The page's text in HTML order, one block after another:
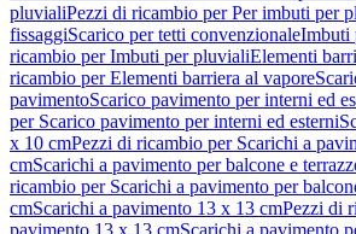
pluvialiPezzi di ricambio per Per imbuti per
fissaggiScarico per tetti convenzionaleImbuti
ricambio per Imbuti per pluvialiElementi
ricambio per Elementi barriera al vapore
pavimentoScarico pavimento per interni ed
per Scarico pavimento per interni ed esterni
x 10 cmPezzi di ricambio per Scarichi a
cmScarichi a pavimento per balcone e
ricambio per Scarichi a pavimento per
cmScarichi a pavimento 13 x 13 cmPezzi di
pavimento 13 x 13 cmScarichi a pavimento